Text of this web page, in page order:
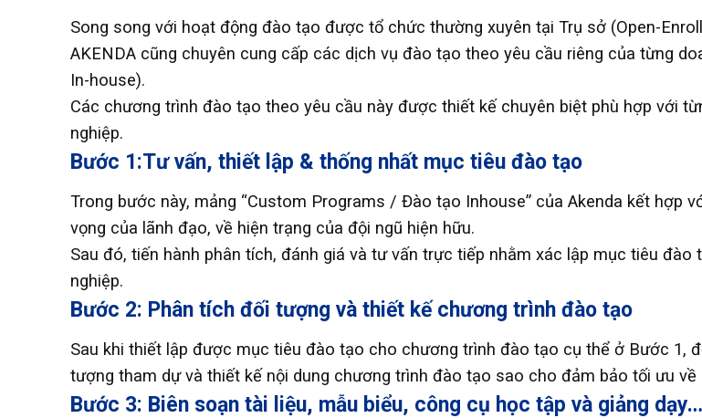
Song song với hoạt động đào tạo được tổ chức thường xuyên tại Trụ sở (Open-
AKENDA cũng chuyên cung cấp các dịch vụ đào tạo theo yêu cầu riêng của từng
In-house).
Các chương trình đào tạo theo yêu cầu này được thiết kế chuyên biệt phù hợp với
nghiệp.
Bước 1:Tư vấn, thiết lập & thống nhất mục tiêu đào tạo
Trong bước này, mảng “Custom Programs / Đào tạo Inhouse” của Akenda kết hợp
vọng của lãnh đạo, về hiện trạng của đội ngũ hiện hữu.
Sau đó, tiến hành phân tích, đánh giá và tư vấn trực tiếp nhằm xác lập mục tiêu
nghiệp.
Bước 2: Phân tích đối tượng và thiết kế chương trình đào tạo
Sau khi thiết lập được mục tiêu đào tạo cho chương trình đào tạo cụ thể ở Bước 1,
tượng tham dự và thiết kế nội dung chương trình đào tạo sao cho đảm bảo tối ưu
Bước 3: Biên soạn tài liệu, mẫu biểu, công cụ học tập và giảng dạy…